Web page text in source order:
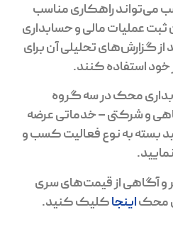
می‌تواند راهکاری مناسب
ثبت عملیات مالی و حسابداری
از گزارش‌های تحلیلی آن برای
استفاده کنند.
محک در سه گروه
و شرکتی – خدماتی عرضه
بسته به نوع فعالیت کسب و
و آگاهی از قیمت‌های سری
محکاینجاکلیک کنید.